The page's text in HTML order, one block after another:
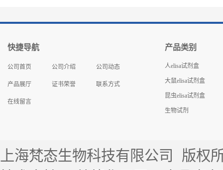
快捷导航
公司首页 公司介绍 公司动态
产品展厅 证书荣誉 联系方式
在线留言
产品类别
人elisa试剂盒
大鼠elisa试剂盒
昆虫elisa试剂盒
生物试剂
上海梵态生物科技有限公司
版权